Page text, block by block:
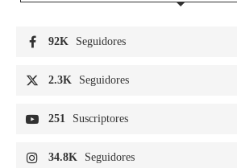
92K Seguidores
2.3K Seguidores
251 Suscriptores
34.8K Seguidores